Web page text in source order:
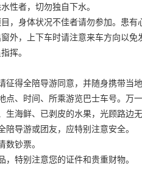
性者，切勿独自下水。
，身体状况不佳者请勿参加。患有
外，上下车时请注意来车方向以免
挥。
得全陪导游同意，并随身携带当
、时间、所乘游览巴士车号。万
海鲜、已剥皮的水果，光顾路边
导游或团友，应特别注意安全。
钞票。
特别注意您的证件和贵重财物。